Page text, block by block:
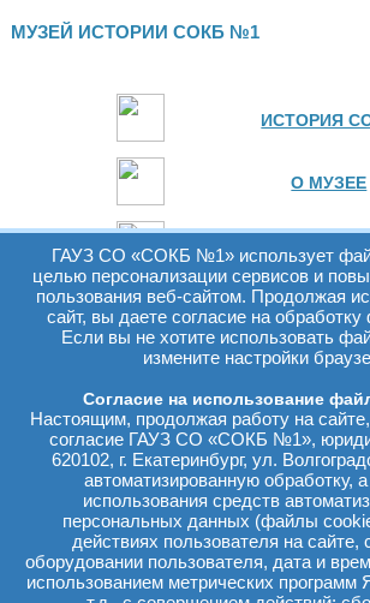
МУЗЕЙ ИСТОРИИ СОКБ №1
ИСТОРИЯ
О МУЗЕЕ
БЕССМЕРТНЫЙ
В ОТВЕТЕ ЗА
ВЕТЕРАНЫ
ЗАСЛУЖЕННЫЕ
НОЧЬ
ЭКСКУРСИОННЫЕ
ГАУЗ СО «СОКБ №1» использует
целью персонализации сервисов и
пользования веб-сайтом. Продолжая
сайт, вы даете согласие на
Если вы не хотите использовать
измените настройки
Согласие на использование
Настоящим, продолжая работу на
согласие ГАУЗ СО «СОКБ №1»,
620102, г. Екатеринбург, ул.
автоматизированную обработку,
использования средств
персональных данных (файлы
действиях пользователя на сайте,
оборудовании пользователя, дата и
использованием метрических программ